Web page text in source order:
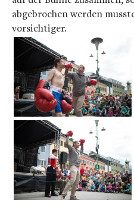
abgebrochen werden
vorsichtiger.